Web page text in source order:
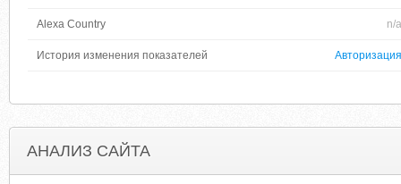
Alexa Country n/a
История изменения показателей Авторизация
АНАЛИЗ САЙТА